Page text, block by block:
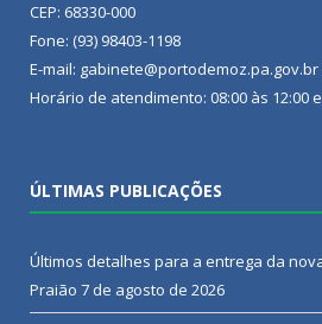
CEP: 68330-000
Fone: (93) 98403-1198
E-mail: gabinete@portodemoz.pa.gov.br
Horário de atendimento: 08:00 às 12:00
ÚLTIMAS PUBLICAÇÕES
Últimos detalhes para a entrega da
Praião 7 de agosto de 2026